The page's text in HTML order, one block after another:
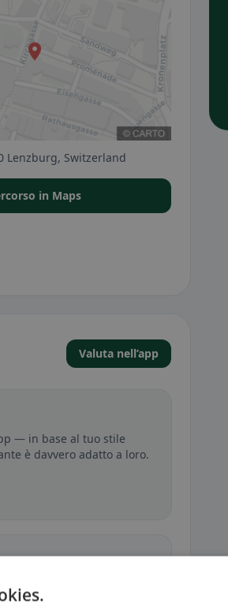
Lenzburg, Switzerland
in Maps
Valuta nell’app
— in base al tuo stile
è davvero adatto a loro.
vegetariano o halal.